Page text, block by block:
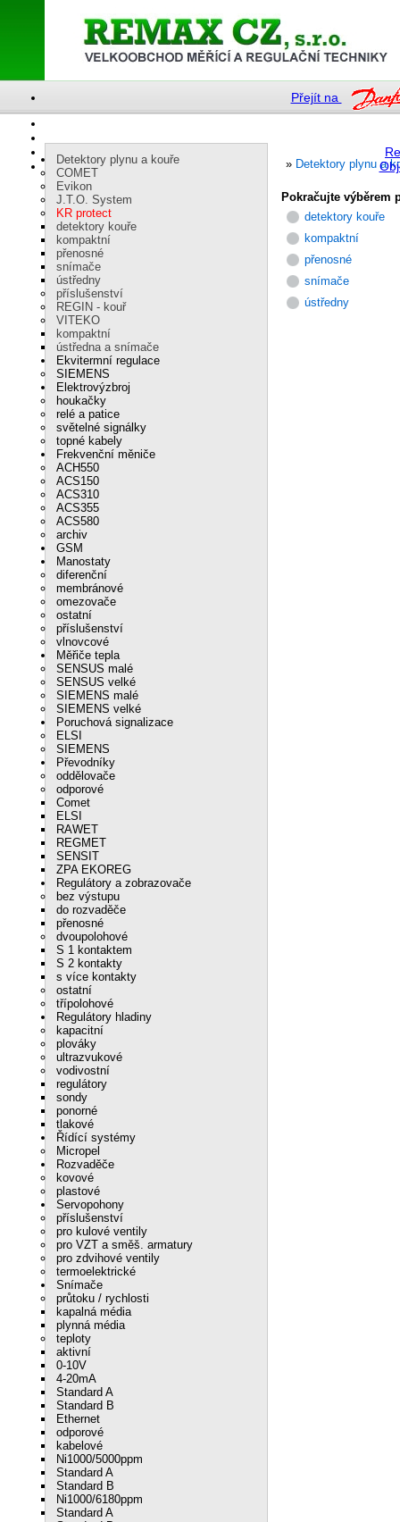
Přejít na
» Detektory plynu a
Pokračujte výběrem
detektory kouře
kompaktní
přenosné
snímače
ústředny
Detektory plynu a kouře
COMET
Evikon
J.T.O. System
KR protect
detektory kouře
kompaktní
přenosné
snímače
ústředny
příslušenství
REGIN - kouř
VITEKO
kompaktní
ústředna a snímače
Ekvitermní regulace
SIEMENS
Elektrovýzbroj
houkačky
relé a patice
světelné signálky
topné kabely
Frekvenční měniče
ACH550
ACS150
ACS310
ACS355
ACS580
archiv
GSM
Manostaty
diferenční
membránové
omezovače
ostatní
příslušenství
vlnovcové
Měřiče tepla
SENSUS malé
SENSUS velké
SIEMENS malé
SIEMENS velké
Poruchová signalizace
ELSI
SIEMENS
Převodníky
oddělovače
odporové
Comet
ELSI
RAWET
REGMET
SENSIT
ZPA EKOREG
Regulátory a zobrazovače
bez výstupu
do rozvaděče
přenosné
dvoupolohové
S 1 kontaktem
S 2 kontakty
s více kontakty
ostatní
třípolohové
Regulátory hladiny
kapacitní
plováky
ultrazvukové
vodivostní
regulátory
sondy
ponorné
tlakové
Řídící systémy
Micropel
Rozvaděče
kovové
plastové
Servopohony
příslušenství
pro kulové ventily
pro VZT a směš. armatury
pro zdvihové ventily
termoelektrické
Snímače
průtoku / rychlosti
kapalná média
plynná média
teploty
aktivní
0-10V
4-20mA
Standard A
Standard B
Ethernet
odporové
kabelové
Ni1000/5000ppm
Standard A
Standard B
Ni1000/6180ppm
Standard A